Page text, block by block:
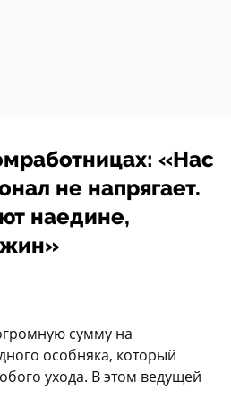
«Нас
не напрягает.
наедине,
сумму на
особняка, который
ухода. В этом ведущей